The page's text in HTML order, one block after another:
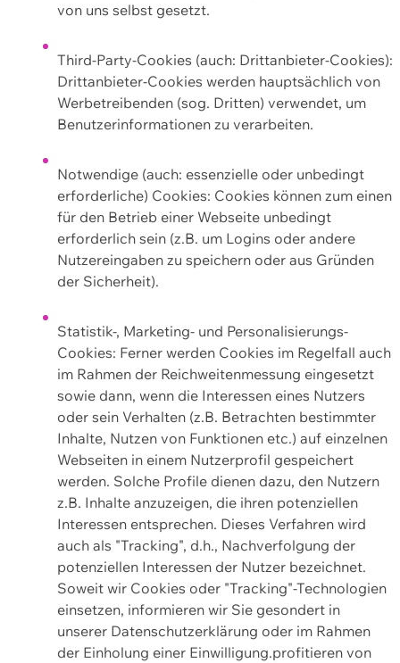
von uns selbst gesetzt.
Third-Party-Cookies (auch: Drittanbieter-Cookies):
Drittanbieter-Cookies werden hauptsächlich von
Werbetreibenden (sog. Dritten) verwendet, um
Benutzerinformationen zu verarbeiten.
Notwendige (auch: essenzielle oder unbedingt
erforderliche) Cookies: Cookies können zum einen
für den Betrieb einer Webseite unbedingt
erforderlich sein (z.B. um Logins oder andere
Nutzereingaben zu speichern oder aus Gründen
der Sicherheit).
Statistik-, Marketing- und Personalisierungs-
Cookies: Ferner werden Cookies im Regelfall auch
im Rahmen der Reichweitenmessung eingesetzt
sowie dann, wenn die Interessen eines Nutzers
oder sein Verhalten (z.B. Betrachten bestimmter
Inhalte, Nutzen von Funktionen etc.) auf einzelnen
Webseiten in einem Nutzerprofil gespeichert
werden. Solche Profile dienen dazu, den Nutzern
z.B. Inhalte anzuzeigen, die ihren potenziellen
Interessen entsprechen. Dieses Verfahren wird
auch als "Tracking", d.h., Nachverfolgung der
potenziellen Interessen der Nutzer bezeichnet.
Soweit wir Cookies oder "Tracking"-Technologien
einsetzen, informieren wir Sie gesondert in
unserer Datenschutzerklärung oder im Rahmen
der Einholung einer Einwilligung.profitieren von